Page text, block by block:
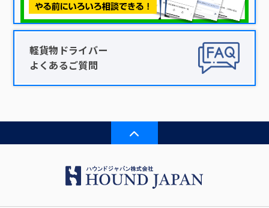
軽貨物ドライバー
よくあるご質問